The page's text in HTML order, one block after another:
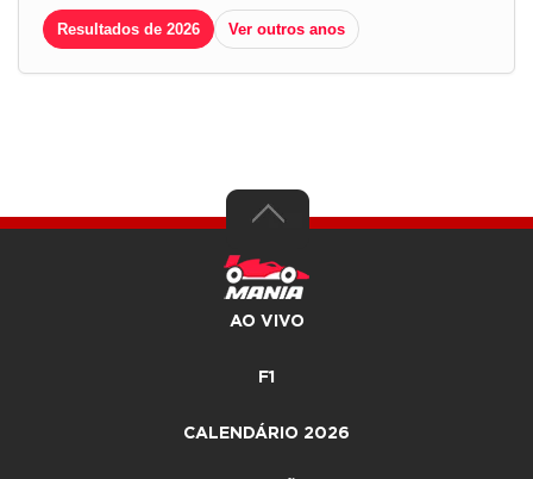
Resultados de 2026 Ver outros anos
AO VIVO
F1
CALENDÁRIO 2026